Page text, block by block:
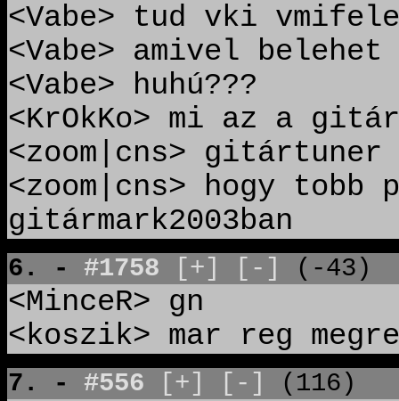
<Vabe> tud vki
<Vabe> amivel
<Vabe> huhú???
<KrOkKo> mi az a gitár
<zoom|cns> gitártuner
<zoom|cns> hogy tobb
gitármark2003ban
6. - #1758 [+] [-] (-43)
<MinceR> gn
<koszik> mar reg
7. - #556 [+] [-] (116)